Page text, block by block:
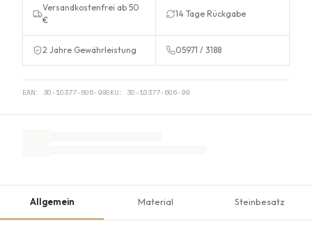
Versandkostenfrei ab 50
€
14 Tage Rückgabe
2 Jahre Gewährleistung 05971 / 3188
EAN: 30-10377-606-99SKU: 30-10377-606-99
Allgemein Material Steinbesatz